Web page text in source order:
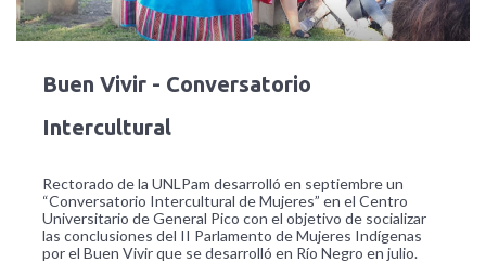
Buen Vivir - Conversatorio
Intercultural
Rectorado de la UNLPam desarrolló en septiembre un
“Conversatorio Intercultural de Mujeres” en el Centro
Universitario de General Pico con el objetivo de socializar
las conclusiones del II Parlamento de Mujeres Indígenas
por el Buen Vivir que se desarrolló en Río Negro en julio.